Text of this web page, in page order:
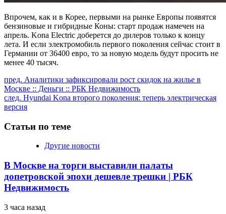
Впрочем, как и в Корее, первыми на рынке Европы появятся
бензиновые и гибридные Коны: старт продаж намечен на
апрель. Kona Electric доберется до дилеров только к концу
лета. И если электромобиль первого поколения сейчас стоит в
Германии от 36400 евро, то за новую модель будут просить не
менее 40 тысяч.
Продолжить
чтение
пред. Аналитики зафиксировали рост скидок на жилье в
Москве :: Деньги :: РБК Недвижимость
след. Hyundai Kona второго поколения: теперь электрическая
версия
Статьи по теме
Другие новости
В Москве на торги выставили палаты
допетровской эпохи дешевле трешки | РБК
Недвижимость
3 часа назад